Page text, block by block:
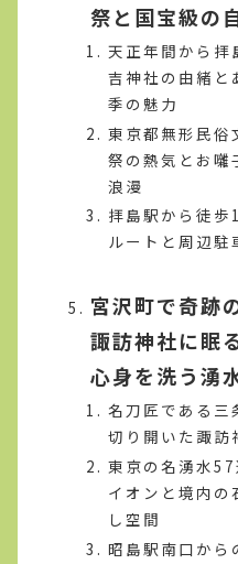
祭と国宝級の
天正年間から拝
吉神社の由緒と
季の魅力
東京都無形民俗
祭の熱気とお囃
浪漫
拝島駅から徒
ルートと周辺駐
宮沢町で奇跡
諏訪神社に眠
心身を洗う湧
名刀匠である三
切り開いた諏訪
東京の名湧水
イオンと境内の
し空間
昭島駅南口から